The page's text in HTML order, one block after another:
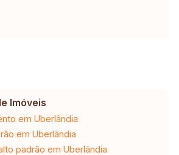
Imóveis
em Uberlândia
em Uberlândia
padrão em Uberlândia